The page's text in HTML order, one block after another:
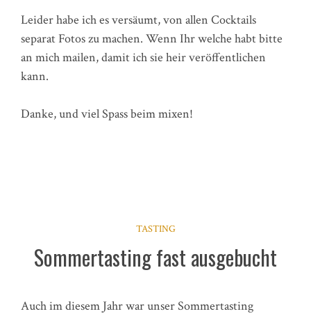
Leider habe ich es versäumt, von allen Cocktails
separat Fotos zu machen. Wenn Ihr welche habt bitte
an mich mailen, damit ich sie heir veröffentlichen
kann.
Danke, und viel Spass beim mixen!
TASTING
Sommertasting fast ausgebucht
Auch im diesem Jahr war unser Sommertasting